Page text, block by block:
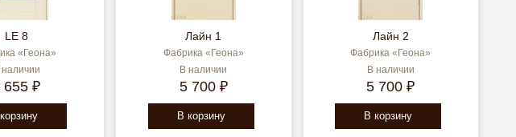
LE 8
«Геона»
наличии
655 ₽
Лайн 1
Фабрика «Геона»
В наличии
5 700 ₽
В корзину
Лайн 2
Фабрика «Геона»
В наличии
5 700 ₽
В корзину